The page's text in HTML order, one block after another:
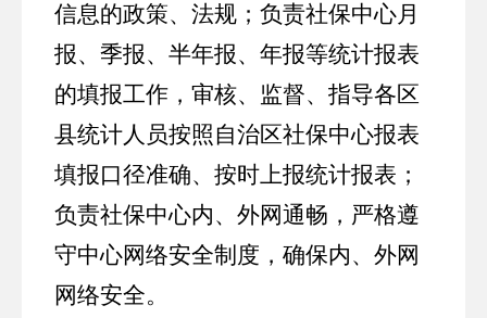
信息的政策、法规；负责社保中心月
报、季报、半年报、年报等统计报表
的填报工作，审核、监督、指导各区
县统计人员按照自治区社保中心报表
填报口径准确、按时上报统计报表 ；
负责社保中心内、外网通畅，严格遵
守中心网络安全制度，确保内、外网
网络安全。